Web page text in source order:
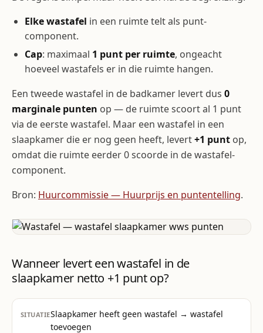
Elke wastafel in een ruimte telt als punt-
component.
Cap: maximaal 1 punt per ruimte, ongeacht
hoeveel wastafels er in die ruimte hangen.
Een tweede wastafel in de badkamer levert dus 0
marginale punten op — de ruimte scoort al 1 punt
via de eerste wastafel. Maar een wastafel in een
slaapkamer die er nog geen heeft, levert+1 punt op,
omdat die ruimte eerder 0 scoorde in de wastafel-
component.
Bron: Huurcommissie — Huurprijs en puntentelling.
Wanneer levert een wastafel in de
slaapkamer netto +1 punt op?
Slaapkamer heeft geen wastafel → wastafel
toevoegen